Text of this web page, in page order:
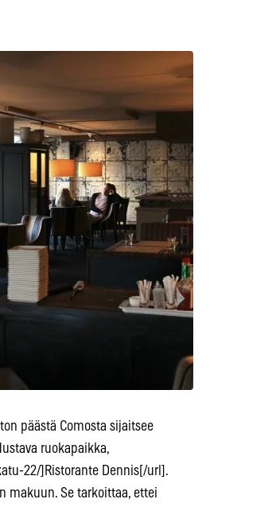
päästä Comosta sijaitsee
ruokapaikka,
22/]Ristorante Dennis[/url].
makuun. Se tarkoittaa, ettei